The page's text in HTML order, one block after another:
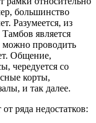
большинство
Разумеется, из
является
можно проводить
Общение,
чередуется со
корты,
и так далее.
ряда недостатков: